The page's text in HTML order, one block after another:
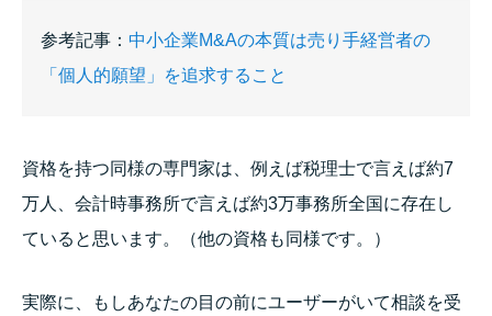
参考記事： 中小企業M&Aの本質は売り手経営者の
「個人的願望」を追求すること
資格を持つ同様の専門家は、例えば税理士で言えば約7
万人、会計時事務所で言えば約3万事務所全国に存在し
ていると思います。（他の資格も同様です。）
実際に、もしあなたの目の前にユーザーがいて相談を受